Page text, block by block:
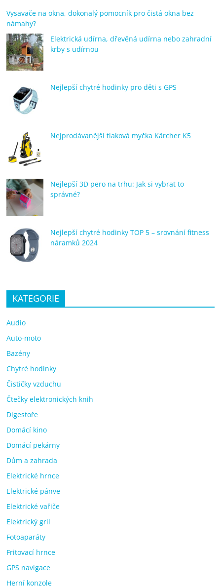
Vysavače na okna, dokonalý pomocník pro čistá okna bez
námahy?
Elektrická udírna, dřevěná udírna nebo zahradní
krby s udírnou
Nejlepší chytré hodinky pro děti s GPS
Nejprodávanější tlaková myčka Kärcher K5
Nejlepší 3D pero na trhu: Jak si vybrat to
správné?
Nejlepší chytré hodinky TOP 5 – srovnání fitness
náramků 2024
KATEGORIE
Audio
Auto-moto
Bazény
Chytré hodinky
Čističky vzduchu
Čtečky elektronických knih
Digestoře
Domácí kino
Domácí pekárny
Dům a zahrada
Elektrické hrnce
Elektrické pánve
Elektrické vařiče
Elektrický gril
Fotoaparáty
Fritovací hrnce
GPS navigace
Herní konzole